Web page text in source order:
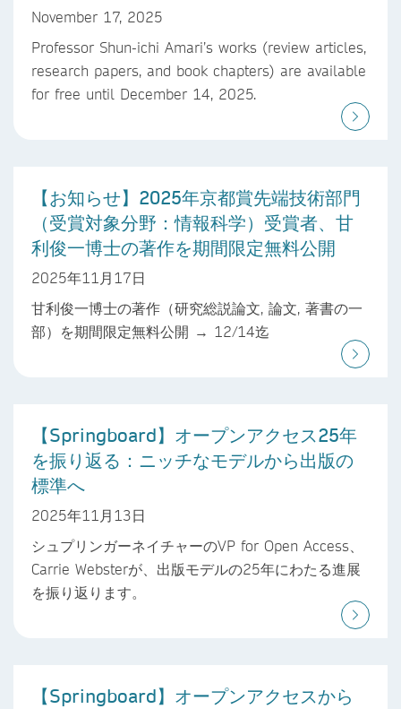
November 17, 2025
Professor Shun-ichi Amari’s works (review articles,
research papers, and book chapters) are available
for free until December 14, 2025.
【お知らせ】2025年京都賞先端技術部門
（受賞対象分野：情報科学）受賞者、甘
利俊一博士の著作を期間限定無料公開
2025年11月17日
甘利俊一博士の著作（研究総説論文, 論文, 著書の一
部）を期間限定無料公開 → 12/14迄
【Springboard】オープンアクセス25年
を振り返る：ニッチなモデルから出版の
標準へ
2025年11月13日
シュプリンガーネイチャーのVP for Open Access、
Carrie Websterが、出版モデルの25年にわたる進展
を振り返ります。
【Springboard】オープンアクセスから